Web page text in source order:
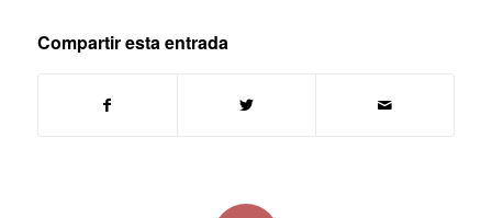
Compartir esta entrada